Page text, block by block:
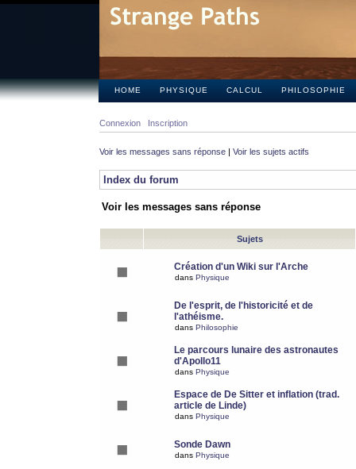
HOME PHYSIQUE CALCUL PHILOSOPHIE
Connexion Inscription
Voir les messages sans réponse | Voir les sujets actifs
Index du forum
Voir les messages sans réponse
Sujets
Création d'un Wiki sur l'Arche
dans Physique
De l'esprit, de l'historicité et de
l'athéisme.
dans Philosophie
Le parcours lunaire des astronautes
d'Apollo11
dans Physique
Espace de De Sitter et inflation (trad.
article de Linde)
dans Physique
Sonde Dawn
dans Physique